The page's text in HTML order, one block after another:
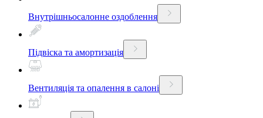
Внутрішньосалонне оздоблення
Підвіска та амортизація
Вентиляція та опалення в салоні